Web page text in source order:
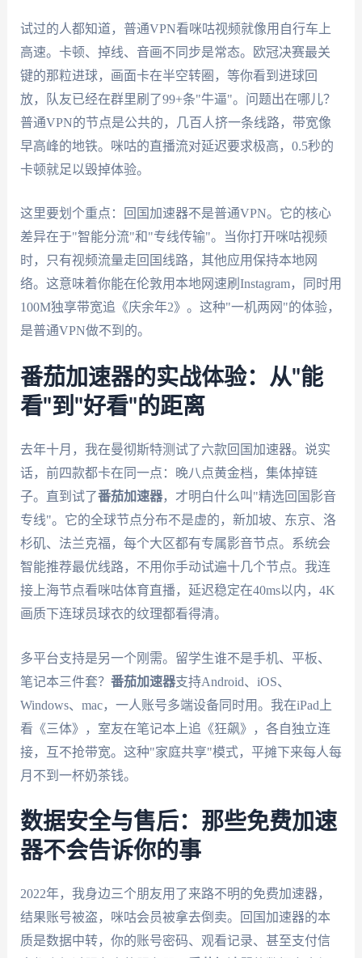
试过的人都知道，普通VPN看咪咕视频就像用自行车上
高速。卡顿、掉线、音画不同步是常态。欧冠决赛最关
键的那粒进球，画面卡在半空转圈，等你看到进球回
放，队友已经在群里刷了99+条"牛逼"。问题出在哪儿？
普通VPN的节点是公共的，几百人挤一条线路，带宽像
早高峰的地铁。咪咕的直播流对延迟要求极高，0.5秒的
卡顿就足以毁掉体验。
这里要划个重点：回国加速器不是普通VPN。它的核心
差异在于"智能分流"和"专线传输"。当你打开咪咕视频
时，只有视频流量走回国线路，其他应用保持本地网
络。这意味着你能在伦敦用本地网速刷Instagram，同时用
100M独享带宽追《庆余年2》。这种"一机两网"的体验，
是普通VPN做不到的。
番茄加速器的实战体验：从"能
看"到"好看"的距离
去年十月，我在曼彻斯特测试了六款回国加速器。说实
话，前四款都卡在同一点：晚八点黄金档，集体掉链
子。直到试了番茄加速器，才明白什么叫"精选回国影音
专线"。它的全球节点分布不是虚的，新加坡、东京、洛
杉矶、法兰克福，每个大区都有专属影音节点。系统会
智能推荐最优线路，不用你手动试遍十几个节点。我连
接上海节点看咪咕体育直播，延迟稳定在40ms以内，4K
画质下连球员球衣的纹理都看得清。
多平台支持是另一个刚需。留学生谁不是手机、平板、
笔记本三件套？ 番茄加速器支持Android、iOS、
Windows、mac，一人账号多端设备同时用。我在iPad上
看《三体》，室友在笔记本上追《狂飙》，各自独立连
接，互不抢带宽。这种"家庭共享"模式，平摊下来每人每
月不到一杯奶茶钱。
数据安全与售后：那些免费加速
器不会告诉你的事
2022年，我身边三个朋友用了来路不明的免费加速器，
结果账号被盗，咪咕会员被拿去倒卖。回国加速器的本
质是数据中转，你的账号密码、观看记录、甚至支付信